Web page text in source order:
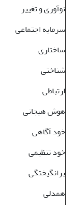
نوآوری و تغییر
سرمایه اجتماعی
ساختاری
شناختی
ارتباطی
هوش هیجانی
خود آگاهی
خود تنظیمی
برانگیختگی
همدلی